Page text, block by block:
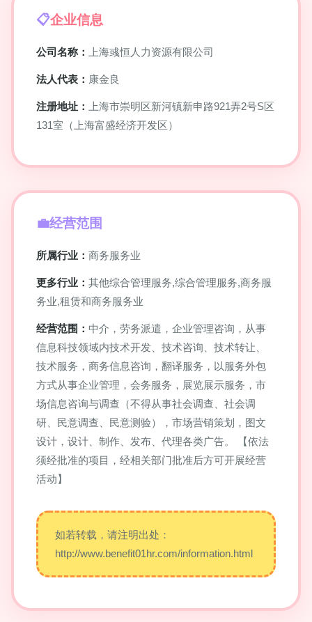
企业信息
公司名称： 上海彧恒人力资源有限公司
法人代表： 康金良
注册地址：
上海市崇明区新河镇新申路921弄2号S区
131室（上海富盛经济开发区）
经营范围
所属行业： 商务服务业
更多行业： 其他综合管理服务,综合管理服务,商务服
务业,租赁和商务服务业
经营范围： 中介，劳务派遣，企业管理咨询，从事
信息科技领域内技术开发、技术咨询、技术转让、
技术服务，商务信息咨询，翻译服务，以服务外包
方式从事企业管理，会务服务，展览展示服务，市
场信息咨询与调查（不得从事社会调查、社会调
研、民意调查、民意测验），市场营销策划，图文
设计，设计、制作、发布、代理各类广告。 【依法
须经批准的项目，经相关部门批准后方可开展经营
活动】
如若转载，请注明出处：
http://www.benefit01hr.com/information.html